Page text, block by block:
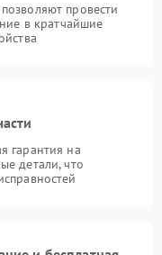
провести
в кратчайшие
гарантия на
детали, что